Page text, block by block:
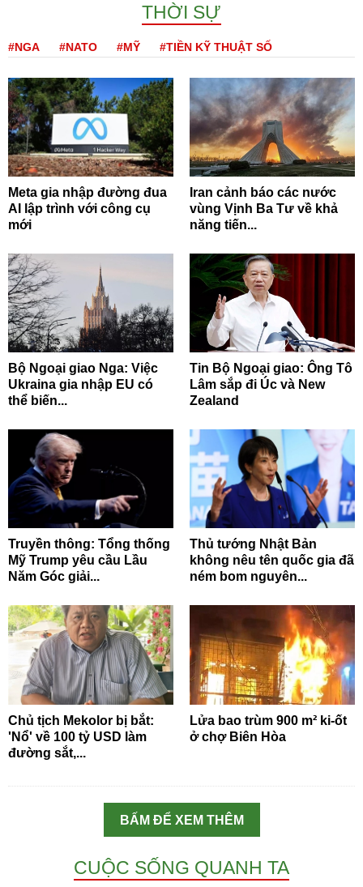
THỜI SỰ
#NGA #NATO #MỸ #TIỀN KỸ THUẬT SỐ
Meta gia nhập đường đua
AI lập trình với công cụ
mới
Iran cảnh báo các nước
vùng Vịnh Ba Tư về khả
năng tiến...
Bộ Ngoại giao Nga: Việc
Ukraina gia nhập EU có
thể biến...
Tin Bộ Ngoại giao: Ông Tô
Lâm sắp đi Úc và New
Zealand
Truyền thông: Tổng thống
Mỹ Trump yêu cầu Lầu
Năm Góc giải...
Thủ tướng Nhật Bản
không nêu tên quốc gia đã
ném bom nguyên...
Chủ tịch Mekolor bị bắt:
'Nổ' về 100 tỷ USD làm
đường sắt,...
Lửa bao trùm 900 m² ki-ốt
ở chợ Biên Hòa
BẤM ĐỂ XEM THÊM
CUỘC SỐNG QUANH TA